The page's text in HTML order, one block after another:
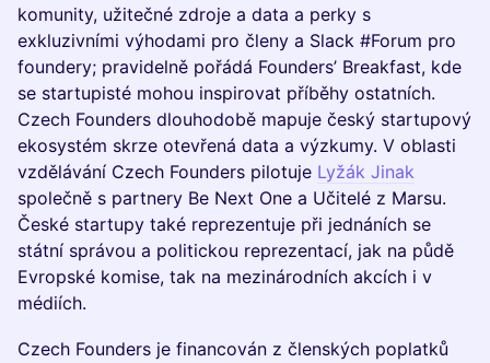
komunity, užitečné zdroje a data a perky s
exkluzivními výhodami pro členy a Slack #Forum pro
foundery; pravidelně pořádá Founders’ Breakfast, kde
se startupisté mohou inspirovat příběhy ostatních.
Czech Founders dlouhodobě mapuje český startupový
ekosystém skrze otevřená data a výzkumy. V oblasti
vzdělávání Czech Founders pilotuje Lyžák Jinak
společně s partnery Be Next One a Učitelé z Marsu.
České startupy také reprezentuje při jednáních se
státní správou a politickou reprezentací, jak na půdě
Evropské komise, tak na mezinárodních akcích i v
médiích.
Czech Founders je financován z členských poplatků